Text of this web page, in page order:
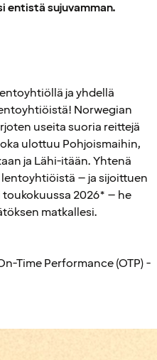
entistä sujuvamman.
ja yhdellä
Norwegian
useita suoria reittejä
ulottuu Pohjoismaihin,
ja Lähi-itään. Yhtenä
– ja sijoittuen
2026* – he
matkallesi.
Time Performance (OTP) -